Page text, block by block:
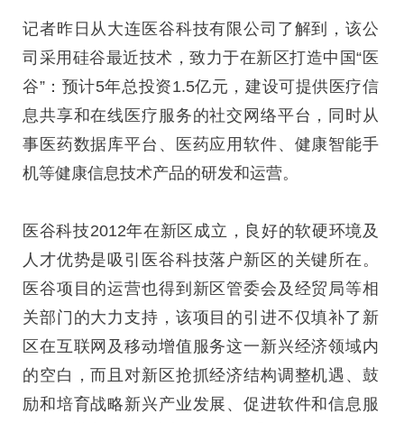
记者昨日从大连医谷科技有限公司了解到，该公
司采用硅谷最近技术，致力于在新区打造中国“医
谷”：预计5年总投资1.5亿元，建设可提供医疗信
息共享和在线医疗服务的社交网络平台，同时从
事医药数据库平台、医药应用软件、健康智能手
机等健康信息技术产品的研发和运营。
医谷科技2012年在新区成立，良好的软硬环境及
人才优势是吸引医谷科技落户新区的关键所在。
医谷项目的运营也得到新区管委会及经贸局等相
关部门的大力支持，该项目的引进不仅填补了新
区在互联网及移动增值服务这一新兴经济领域内
的空白，而且对新区抢抓经济结构调整机遇、鼓
励和培育战略新兴产业发展、促进软件和信息服